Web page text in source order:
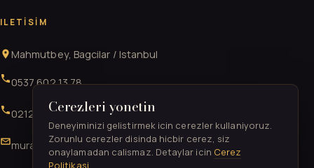
ILETISIM
Mahmutbey, Bagcilar / Istanbul
0537 602 13 78
0212 706 52 41
muratgurkan52@gmail.com
Cerezleri yonetin
Deneyiminizi gelistirmek icin cerezler kullaniyoruz.
Zorunlu cerezler disinda hicbir cerez, siz
onaylamadan calismaz. Detaylar icin Cerez
Politikasi